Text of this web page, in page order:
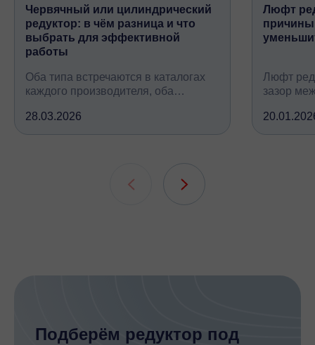
Червячный или цилиндрический
редуктор: в чём разница и что
выбрать для эффективной
работы
Оба типа встречаются в каталогах
каждого производителя, оба
крутящий момент, но устроены
принципиально по-разному, при
28.03.2026
Люфт
Люфт
зазор
всех
Подберём редуктор под